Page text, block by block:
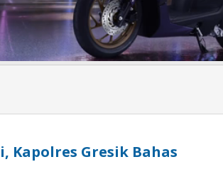
Kapolres Gresik Bahas